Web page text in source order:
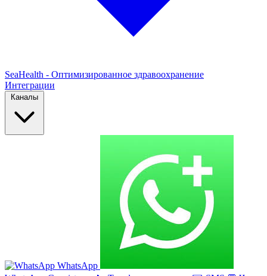
SeaHealth - Оптимизированное здравоохранение
Интеграции
Каналы
WhatsApp